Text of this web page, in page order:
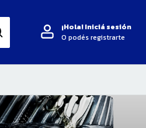
¡Hola!Iniciá sesión
O podés registrarte